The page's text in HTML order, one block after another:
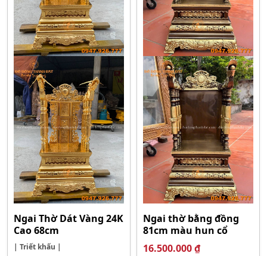
Ngai Thờ Dát Vàng 24K
Cao 68cm
| Triết khấu |
Ngai thờ bằng đồng
81cm màu hun cổ
16.500.000₫